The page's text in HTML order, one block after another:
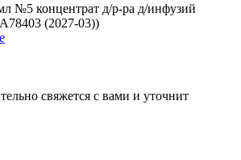
№5 концентрат д/р-ра д/инфузий
(2027-03))
свяжется с вами и уточнит